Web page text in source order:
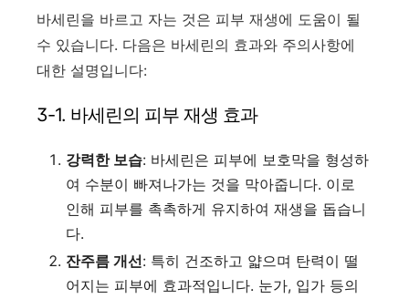
바세린을 바르고 자는 것은 피부 재생에 도움이 될
수 있습니다. 다음은 바세린의 효과와 주의사항에
대한 설명입니다:
3-1. 바세린의 피부 재생 효과
강력한 보습: 바세린은 피부에 보호막을 형성하
여 수분이 빠져나가는 것을 막아줍니다. 이로
인해 피부를 촉촉하게 유지하여 재생을 돕습니
다.
잔주름 개선: 특히 건조하고 얇으며 탄력이 떨
어지는 피부에 효과적입니다. 눈가, 입가 등의